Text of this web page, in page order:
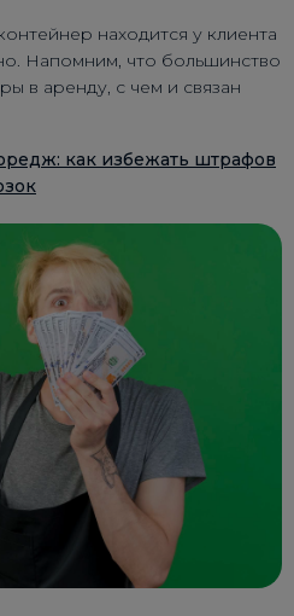
находится у клиента
Напомним, что большинство
в аренду, с чем и связан
как избежать штрафов